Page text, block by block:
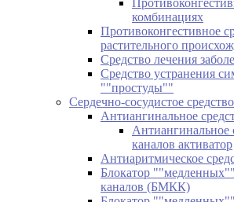
комбинациях
Противоконгестивное
растительного
Средство лечения
Средство устранения
""простуды""
Сердечно-сосудистое средство
Антиангинальное
Антиангинальное
каналов активатор
Антиаритмическое
Блокатор
каналов (БМКК)